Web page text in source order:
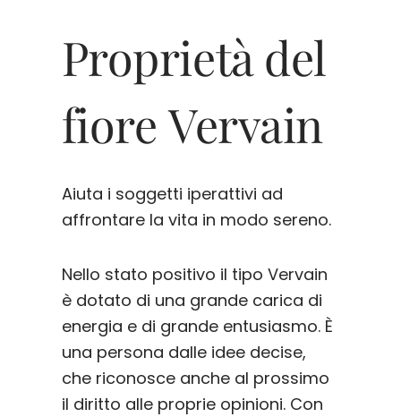
Proprietà del
fiore Vervain
Aiuta i soggetti iperattivi ad
affrontare la vita in modo sereno.
Nello stato positivo il tipo Vervain
è dotato di una grande carica di
energia e di grande entusiasmo. È
una persona dalle idee decise,
che riconosce anche al prossimo
il diritto alle proprie opinioni. Con